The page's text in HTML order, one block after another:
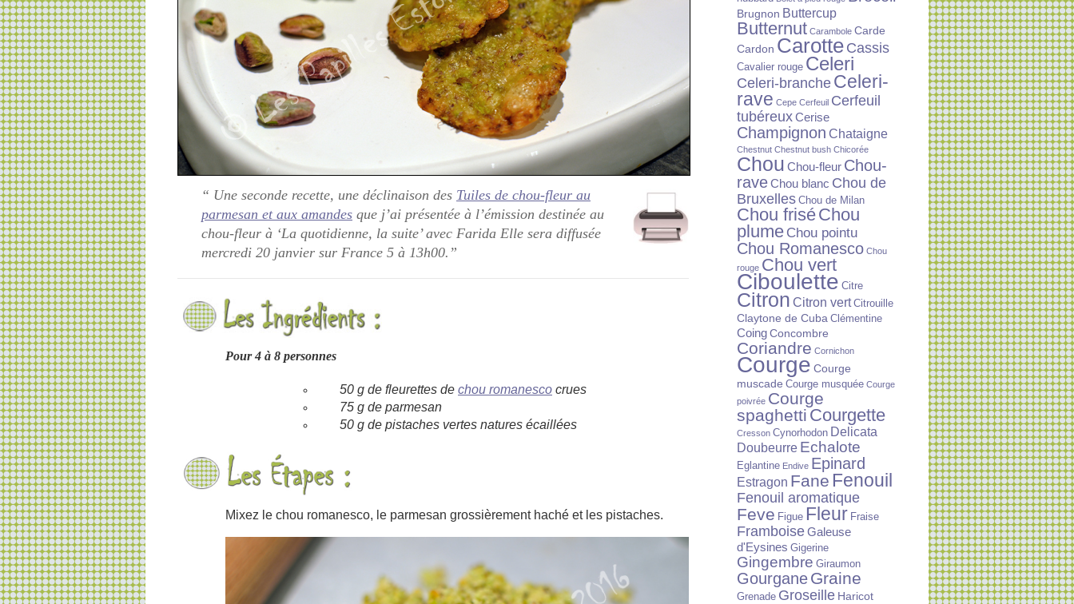
“ Une seconde recette, une déclinaison des Tuiles de chou-fleur au
parmesan et aux amandes que j’ai présentée à l’émission destinée au
chou-fleur à ‘La quotidienne, la suite’ avec Farida Elle sera diffusée
mercredi 20 janvier sur France 5 à 13h00.”
Pour 4 à 8 personnes
50 g de fleurettes de chou romanesco crues
75 g de parmesan
50 g de pistaches vertes natures écaillées
Mixez le chou romanesco, le parmesan grossièrement haché et les pistaches.
Brugnon Buttercup
Butternut Carambole Carde
Cardon Carotte Cassis
Cavalier rouge Celeri
Celeri-branche Celeri-
rave Cepe Cerfeuil Cerfeuil
tubéreuxCerise
Champignon Chataigne
Chestnut Chestnut bush Chicorée
Chou Chou-fleur Chou-
raveChou blanc Chou de
Bruxelles Chou de Milan
Chou friséChou
plume Chou pointu
Chou Romanesco Chou
rouge Chou vert
Ciboulette Citre
Citron Citron vert Citrouille
Claytone de Cuba Clémentine
CoingConcombre
Coriandre Cornichon
Courge Courge
muscade Courge musquée Courge
poivrée Courge
spaghetti Courgette
Cresson Cynorhodon Delicata
Doubeurre Echalote
Eglantine Endive Epinard
Estragon Fane Fenouil
Fenouil aromatique
Feve Figue Fleur Fraise
FramboiseGaleuse
d'Eysines Gigerine
Gingembre Giraumon
GourganeGraine
Grenade Groseille Haricot